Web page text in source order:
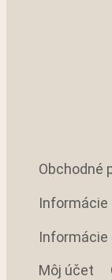
Obchodné
Informácie
Informácie
Môj účet